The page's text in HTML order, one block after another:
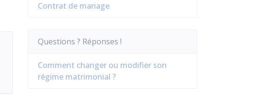
Contrat de mariage
Questions ? Réponses !
Comment changer ou modifier son
régime matrimonial ?